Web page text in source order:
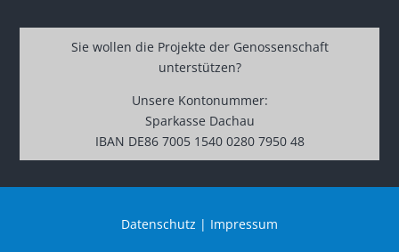
Sie wollen die Projekte der Genossenschaft
unterstützen?
Unsere Kontonummer:
Sparkasse Dachau
IBAN DE86 7005 1540 0280 7950 48
Datenschutz | Impressum